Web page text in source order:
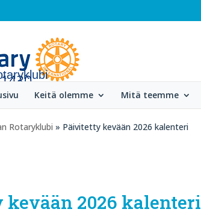
Keitä olemme Mitä teemme
Rotaryklubi » Päivitetty kevään 2026 kalenteri
2026 kalenteri